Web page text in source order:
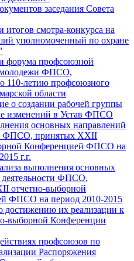
заседания Совета
итогов смотра-конкурса на
уполномоченный по охране
форума профсоюзной
ФПСО,
110-летию профсоюзного
области
о создании рабочей группы
изменений в Устав ФПСО
основных направлений
ФПСО, принятых XXII
Конференцией ФПСО на
г.г.
выполнения основных
деятельности ФПСО,
отчетно-выборной
ФПСО на период 2010-2015
достижению их реализации к
выборной Конференции
профсоюзов по
Распоряжения